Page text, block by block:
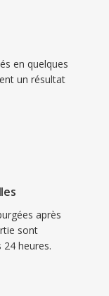
en quelques
un résultat
après
sont
heures.